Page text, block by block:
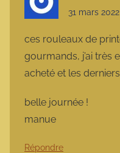
31 mars
ces rouleaux de
gourmands, j’ai très
acheté et les
belle journée !
manue
Répondre